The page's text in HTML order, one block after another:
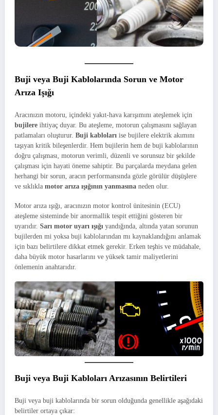
Buji veya Buji Kablolarında Sorun ve Motor
Arıza Işığı
Aracınızın motoru, içindeki yakıt-hava karışımını ateşlemek için
bujilere ihtiyaç duyar. Bu ateşleme, motorun çalışmasını sağlayan
patlamaları oluşturur. Buji kabloları ise bujilere elektrik akımını
taşıyan kritik bileşenlerdir. Hem bujilerin hem de buji kablolarının
doğru çalışması, motorun verimli, düzenli ve sorunsuz bir şekilde
çalışması için hayati öneme sahiptir. Bu parçalarda meydana gelen
herhangi bir sorun, aracın performansında gözle görülür düşüşlere
ve sıklıkla motor arıza ışığının yanmasına neden olur.
Motor arıza ışığı, aracınızın motor kontrol ünitesinin (ECU)
ateşleme sisteminde bir anormallik tespit ettiğini gösteren bir
uyarıdır. Sarı motor uyarı ışığı yandığında, altında yatan sorunun
bujilerden mi yoksa buji kablolarından mı kaynaklandığını anlamak
için bazı belirtilere dikkat etmek gerekir. Erken teşhis ve müdahale,
daha büyük motor hasarlarını ve yüksek tamir maliyetlerini
önlemenin anahtarıdır.
Buji veya Buji Kabloları Arızasının Belirtileri
Buji veya buji kablolarında bir sorun olduğunda genellikle aşağıdaki
belirtiler ortaya çıkar: